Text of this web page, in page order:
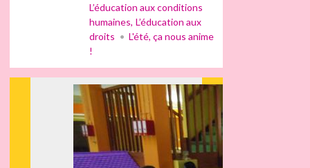
L’éducation aux conditions
humaines L’éducation aux
droits
L'été, ça nous anime
!
Suiv